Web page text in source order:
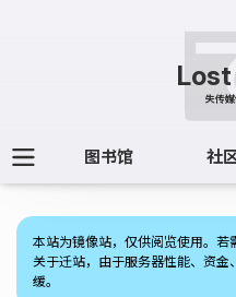
图书馆 社
本站为镜像站，仅供阅览使用。若
关于迁站，由于服务器性能、资
缓。